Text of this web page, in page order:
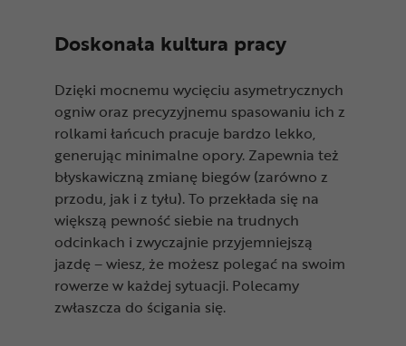
Doskonała kultura pracy
Dzięki mocnemu wycięciu asymetrycznych
ogniw oraz precyzyjnemu spasowaniu ich z
rolkami łańcuch pracuje bardzo lekko,
generując minimalne opory. Zapewnia też
błyskawiczną zmianę biegów (zarówno z
przodu, jak i z tyłu). To przekłada się na
większą pewność siebie na trudnych
odcinkach i zwyczajnie przyjemniejszą
jazdę – wiesz, że możesz polegać na swoim
rowerze w każdej sytuacji. Polecamy
zwłaszcza do ścigania się.